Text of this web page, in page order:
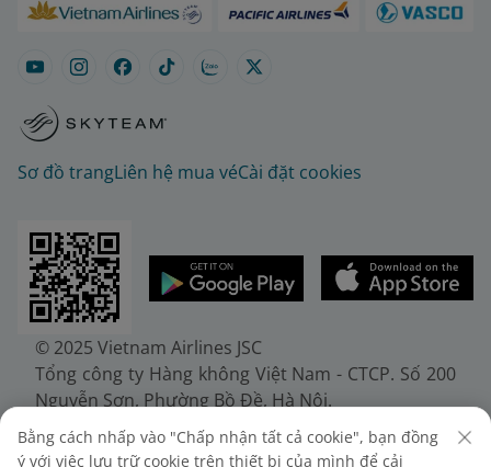
Sơ đồ trangLiên hệ mua véCài đặt cookies
© 2025 Vietnam Airlines JSC
Tổng công ty Hàng không Việt Nam - CTCP. Số 200
Nguyễn Sơn, Phường Bồ Đề, Hà Nội.
Điện thoại: (+84-24) 38272289. Fax: (+84-24)
38722375
Bằng cách nhấp vào "Chấp nhận tất cả cookie", bạn đồng
ý với việc lưu trữ cookie trên thiết bị của mình để cải